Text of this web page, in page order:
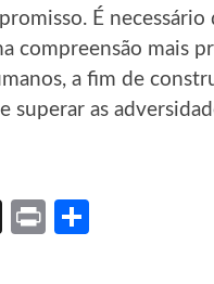
É necessário
compreensão mais
a fim de
superar as
X Print